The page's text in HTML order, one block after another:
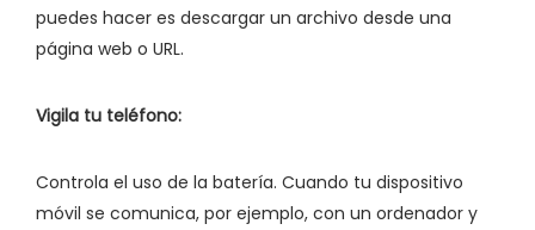
puedes hacer es descargar un archivo desde una
página web o URL.
Vigila tu teléfono:
Controla el uso de la batería. Cuando tu dispositivo
móvil se comunica, por ejemplo, con un ordenador y